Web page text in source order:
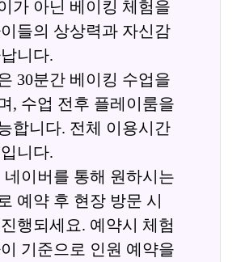
가 아닌 베이킹 체험을
들의 상상력과 자신감
니다.
30분간 베이킹 수업을
, 수업 전후 플레이룸을
합니다. 전체 이용시간
니다.
네이버를 통해 원하시는
예약 후 현장 방문 시
행되세요. 예약시 체험
기준으로 인원 예약을